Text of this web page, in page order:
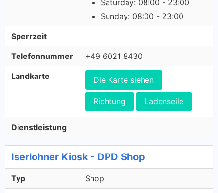
Saturday: 08:00 - 23:00
Sunday: 08:00 - 23:00
Sperrzeit
Telefonnummer +49 6021 8430
Landkarte Die Karte siehen
Richtung Ladenseile
Dienstleistung
Iserlohner Kiosk - DPD Shop
Typ Shop